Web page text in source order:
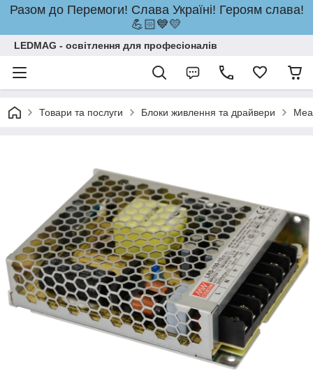
Разом до Перемоги! Слава Україні! Героям слава!
💪🏻💙💛
LEDMAG - освітлення для професіоналів
Товари та послуги Блоки живлення та драйвери